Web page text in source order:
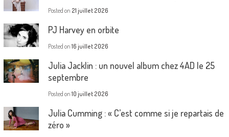
Posted on 21 juillet 2026
PJ Harvey en orbite
Posted on 16 juillet 2026
Julia Jacklin : un nouvel album chez 4AD le 25
septembre
Posted on 10 juillet 2026
Julia Cumming : « C’est comme si je repartais de
zéro »